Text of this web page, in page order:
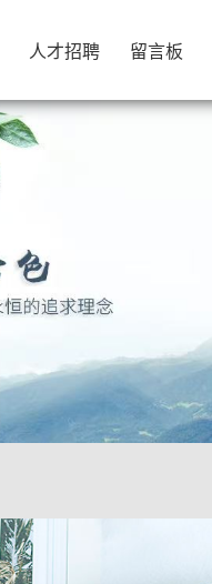
人才招聘
人才招聘
留言板
留言板